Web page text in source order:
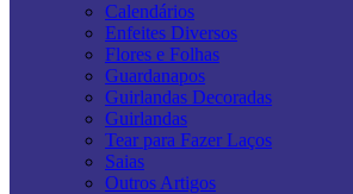
Calendários
Enfeites Diversos
Flores e Folhas
Guardanapos
Guirlandas Decoradas
Guirlandas
Tear para Fazer Laços
Saias
Outros Artigos